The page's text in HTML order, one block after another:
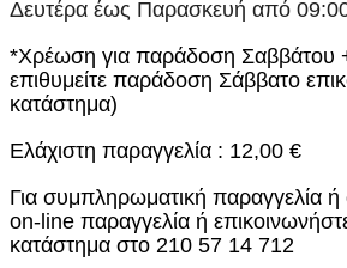
Δευτέρα έως Παρασκευή από
*Χρέωση για παράδοση Σαββάτου
επιθυμείτε παράδοση Σάββατο
κατάστημα)
Ελάχιστη παραγγελία : 12,00 €
Για συμπληρωματική παραγγελία ή
on-line παραγγελία ή
κατάστημα στο 210 57 14 712